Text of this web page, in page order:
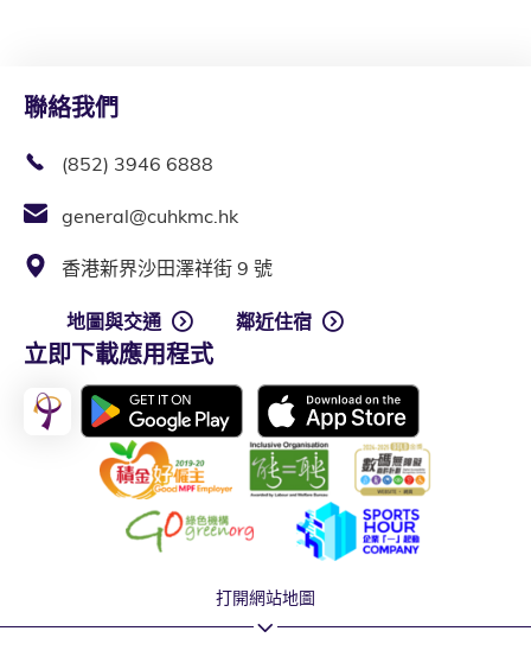
聯絡我們
(852) 3946 6888
general@cuhkmc.hk
香港新界沙田澤祥街 9 號
地圖與交通 鄰近住宿
立即下載應用程式
打開網站地圖